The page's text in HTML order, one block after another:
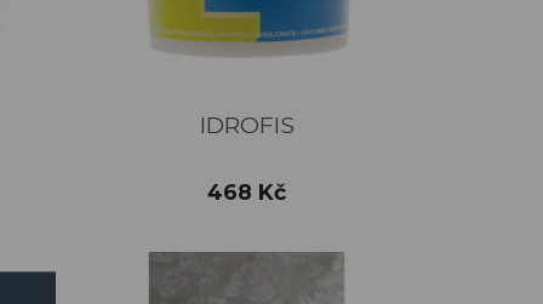
Rychlý náhled
IDROFIS
Cena
468 Kč